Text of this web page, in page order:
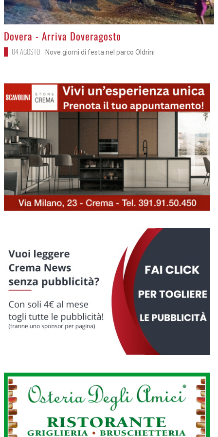
>
Dovera - Arriva Doveragosto
04 AGOSTO Nove giorni di festa nel parco Oldrini